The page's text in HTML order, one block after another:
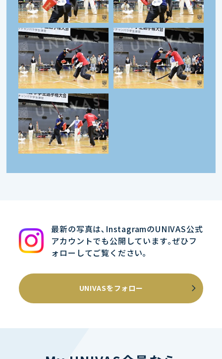
最新の写真は､InstagramのUNIVAS公式
アカウントでも公開しています｡ぜひフ
ォローしてご覧ください｡
UNIVASをフォロー